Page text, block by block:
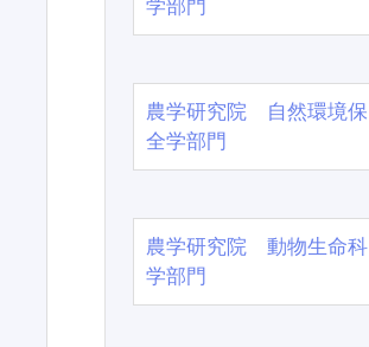
学部門
農学研究院 自然環境保
全学部門
農学研究院 動物生命科
学部門